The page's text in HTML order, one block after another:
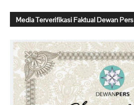
Media Terverifikasi Faktual Dewan Pers